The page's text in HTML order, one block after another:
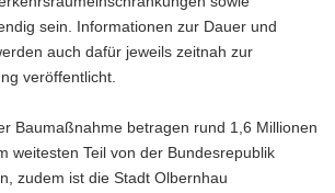
sein. Informationen zur Dauer und
auch dafür jeweils zeitnah zur
veröffentlicht.
Baumaßnahme betragen rund 1,6 Millionen
weitesten Teil von der Bundesrepublik
zudem ist die Stadt Olbernhau